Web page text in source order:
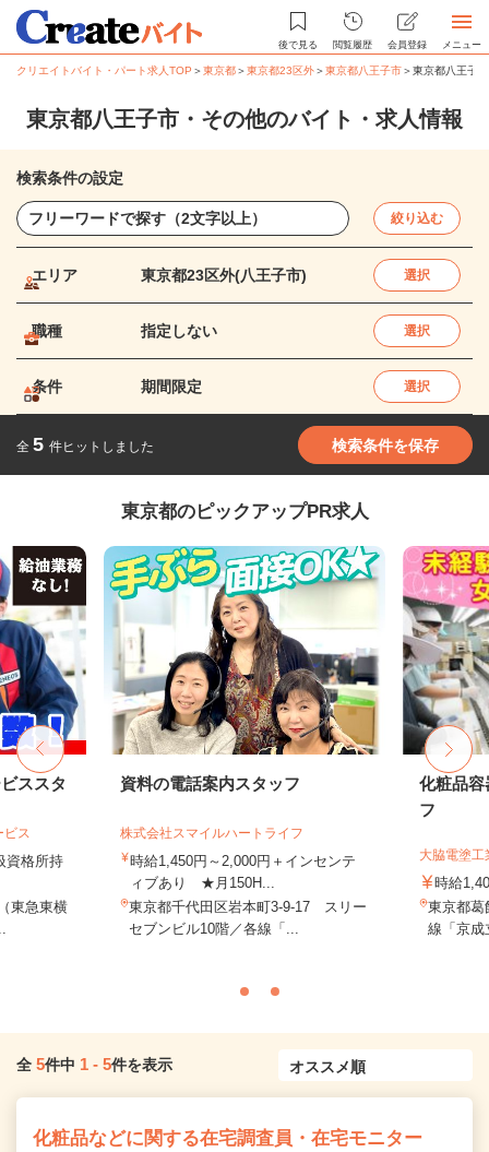
後で見る 閲覧履歴 会員登録 メニュー
クリエイトバイト・パート求人TOP ＞東京都＞東京都23区外＞東京都八王子市＞東京都八王子
東京都八王子市・その他のバイト・求人情報
検索条件の設定
絞り込む
エリア 東京都23区外(八王子市) 選択
職種 指定しない 選択
条件 期間限定 選択
全 5 件ヒットしました 検索条件を保存
東京都のピックアップPR求人
ススタ
ス
格所持
東急東横
資料の電話案内スタッフ
株式会社スマイルハートライフ
時給1,450円～2,000円＋インセンテ
ィブあり ★月150H...
東京都千代田区岩本町3-9-17 スリー
セブンビル10階／各線「...
化粧品容
フ
大脇電塗工
時給
東京都葛
線「京成
全 5件中 1 - 5件を表示
化粧品などに関する在宅調査員・在宅モニター